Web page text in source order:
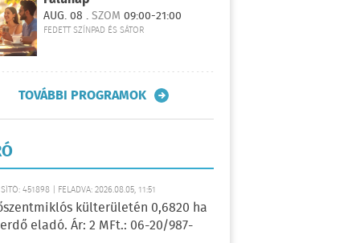
AUG. 08 .SZOM 09:00-21:00
FEDETT SZÍNPAD ÉS SÁTOR
TOVÁBBI PROGRAMOK
451898 | FELADVA: 2026.08.05, 11:51
külterületén 0,6820 ha
eladó. Ár: 2 MFt.: 06-20/987-